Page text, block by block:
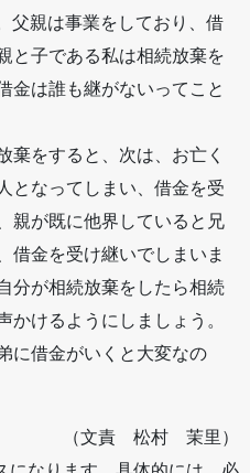
父親は事業をしており、借
と子である私は相続放棄を
金は誰も継がないってこと
をすると、次は、お亡く
となってしまい、借金を受
親が既に他界していると兄
借金を受け継いでしまいま
分が相続放棄をしたら相続
かけるようにしましょう。
に借金がいくと大変なの
（文責 松村 茉里）